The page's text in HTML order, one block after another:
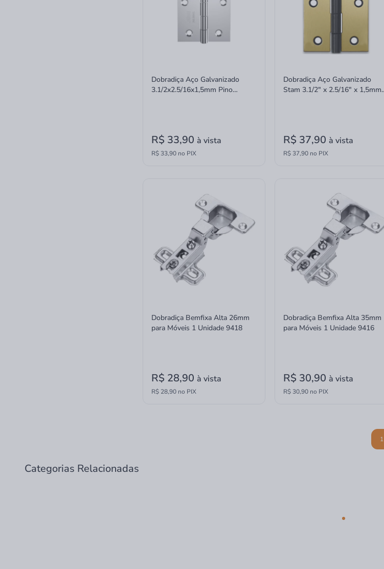
Dobradiça Aço Galvanizado
3.1/2x2.5/16x1,5mm Pino
R$ 33,90 à vista
R$ 33,90 no PIX
Dobradiça Aço Galvanizado
Stam 3.1/2" x 2.5/16" x 1,5mm
R$ 37,90 à vista
R$ 37,90 no PIX
Dobradiça Bemfixa Alta 26mm
para Móveis 1 Unidade 9418
R$ 28,90 à vista
R$ 28,90 no PIX
Dobradiça Bemfixa Alta 35mm
para Móveis 1 Unidade 9416
R$ 30,90 à vista
R$ 30,90 no PIX
1
Categorias Relacionadas